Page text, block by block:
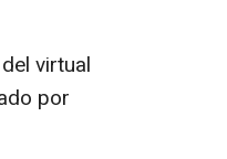
virtual
por